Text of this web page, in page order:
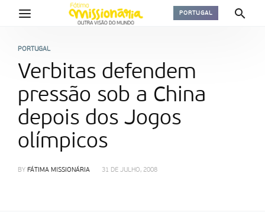
PORTUGAL
PORTUGAL
Verbitas defendem
pressão sob a China
depois dos Jogos
olímpicos
BY FÁTIMA MISSIONÁRIA 31 DE JULHO, 2008